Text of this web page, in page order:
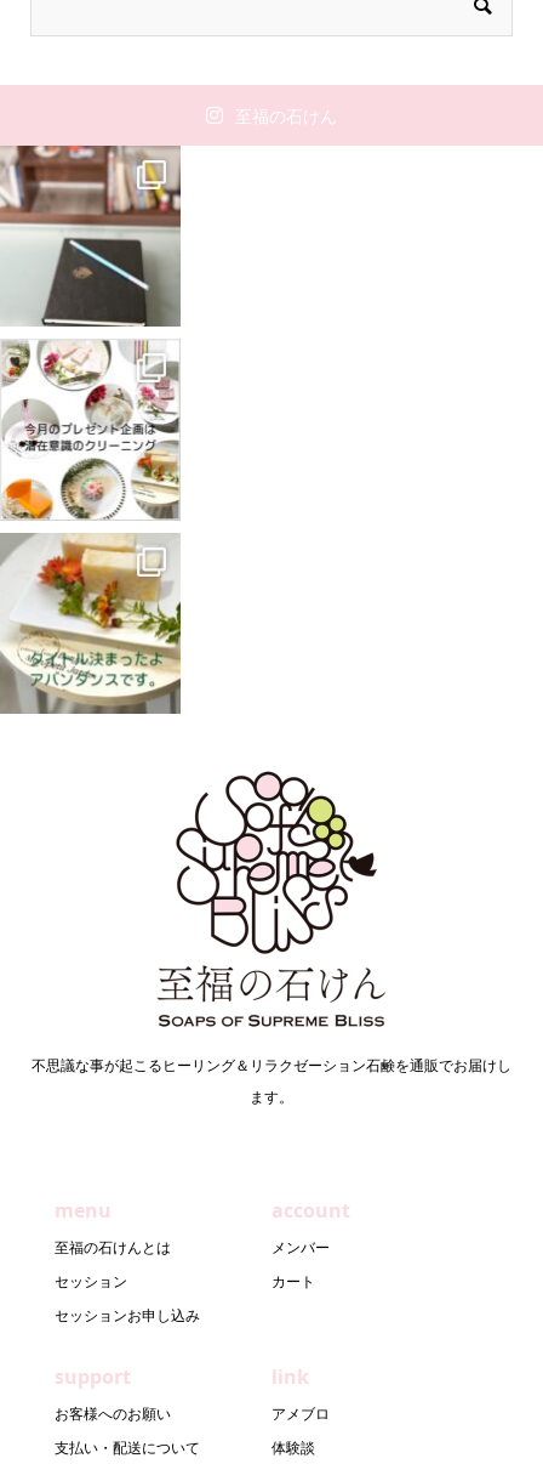
至福の石けん
不思議な事が起こるヒーリング＆リラクゼーション石鹸を通販でお届けし
ます。
menu
至福の石けんとは
セッション
セッションお申し込み
account
メンバー
カート
support
お客様へのお願い
支払い・配送について
link
アメブロ
体験談